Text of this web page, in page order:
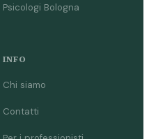
Psicologi Bologna
INFO
Chi siamo
Contatti